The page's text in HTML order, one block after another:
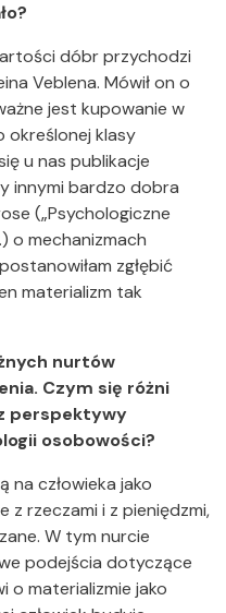
dóbr przychodzi
Veblena. Mówił on o
jest kupowanie w
określonej klasy
u nas publikacje
innymi bardzo dobra
(„Psychologiczne
o mechanizmach
zgłębić
materializm tak
nurtów
Czym się różni
perspektywy
osobowości?
na człowieka jako
z rzeczami i z pieniędzmi,
W tym nurcie
podejścia dotyczące
o materializmie jako